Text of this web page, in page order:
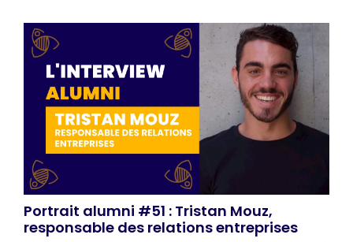
Portrait alumni #51 : Tristan Mouz,
responsable des relations entreprises